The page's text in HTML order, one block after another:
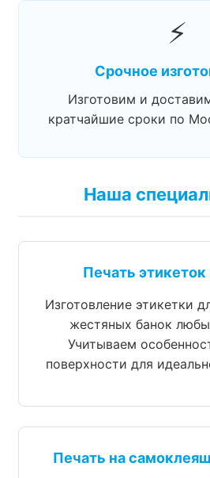
⚡
Срочное
Изготовим и
кратчайшие сроки по
Наша
Печать этикеток
Изготовление этикетки
жестяных банок
Учитываем
поверхности для
Печать на